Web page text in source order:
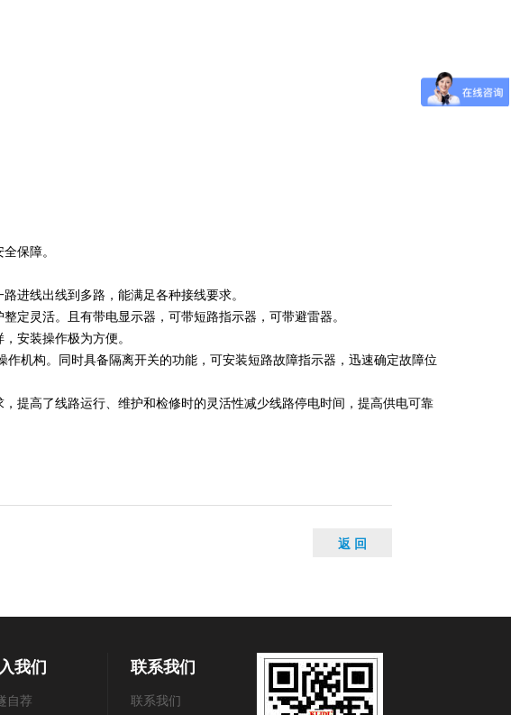
保障。
进线出线到多路，能满足各种接线要求。
定灵活。且有带电显示器，可带短路指示器，可带避雷器。
安装操作极为方便。
机构。同时具备隔离开关的功能，可安装短路故障指示器，迅速确定故障位
提高了线路运行、维护和检修时的灵活性减少线路停电时间，提高供电可靠
返 回
我们
自荐
联系我们
联系我们